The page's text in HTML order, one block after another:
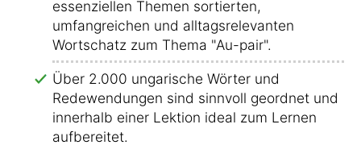
essenziellen Themen sortierten,
umfangreichen und alltagsrelevanten
Wortschatz zum Thema "Au-pair".
Über 2.000 ungarische Wörter und
Redewendungen sind sinnvoll geordnet und
innerhalb einer Lektion ideal zum Lernen
aufbereitet.